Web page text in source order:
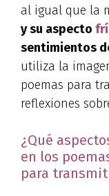
al igual que la
y su aspecto
sentimientos
utiliza la
poemas para
reflexiones
¿Qué
en los
para